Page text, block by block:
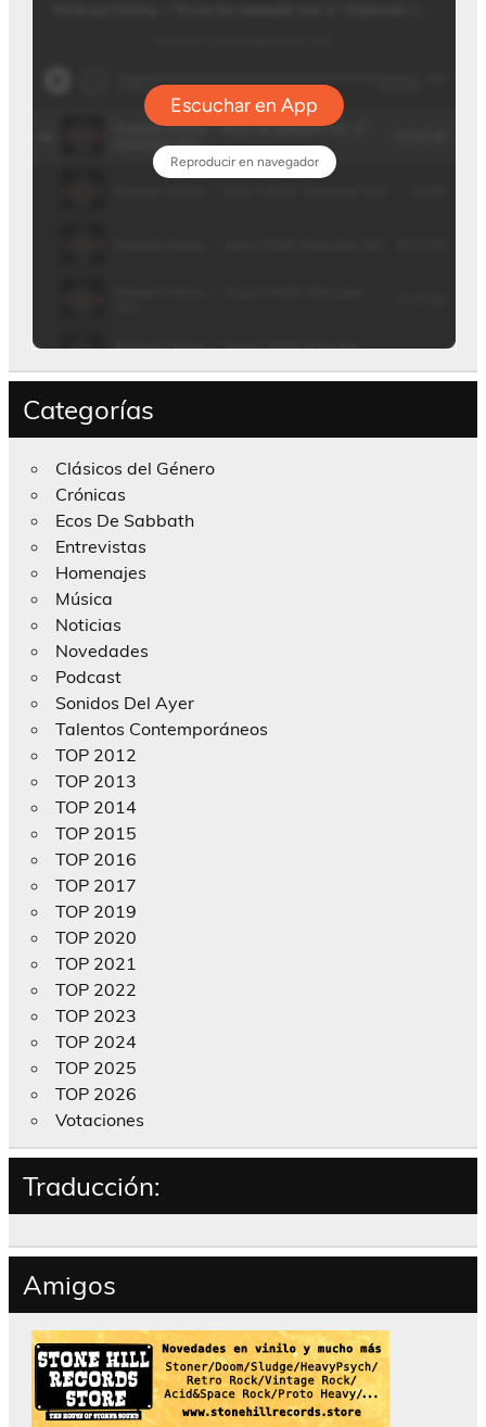
Categorías
Clásicos del Género
Crónicas
Ecos De Sabbath
Entrevistas
Homenajes
Música
Noticias
Novedades
Podcast
Sonidos Del Ayer
Talentos Contemporáneos
TOP 2012
TOP 2013
TOP 2014
TOP 2015
TOP 2016
TOP 2017
TOP 2019
TOP 2020
TOP 2021
TOP 2022
TOP 2023
TOP 2024
TOP 2025
TOP 2026
Votaciones
Traducción:
Amigos